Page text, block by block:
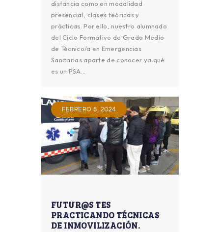
distancia como en modalidad
presencial, clases teóricas y
prácticas. Por ello, nuestro alumnado
del Ciclo Formativo de Grado Medio
de Técnico/a en Emergencias
Sanitarias aparte de conocer ya qué
es un PSA…
FEBRERO 6, 2024
FUTUR@S TES
PRACTICANDO TÉCNICAS
DE INMOVILIZACIÓN.